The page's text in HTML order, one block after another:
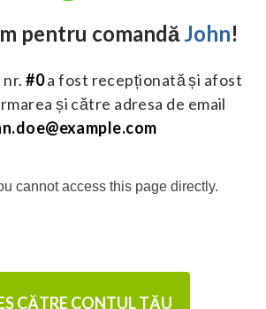
pentru comandăJohn!
nr.#0a fost recepționată și afost
și către adresa de email
cannot access this page directly.
CĂTRE CONTUL TĂU